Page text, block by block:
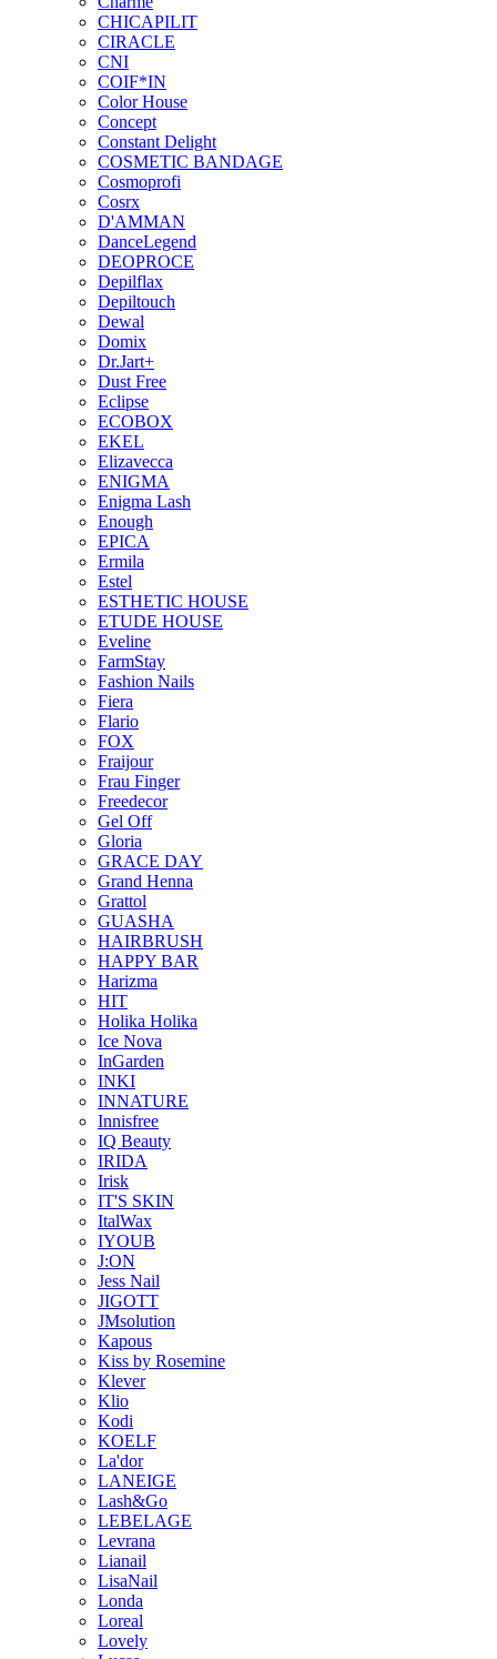
CHICAPILIT
CIRACLE
CNI
COIF*IN
Color House
Concept
Constant Delight
COSMETIC BANDAGE
Cosmoprofi
Cosrx
D'AMMAN
DanceLegend
DEOPROCE
Depilflax
Depiltouch
Dewal
Domix
Dr.Jart+
Dust Free
Eclipse
ECOBOX
EKEL
Elizavecca
ENIGMA
Enigma Lash
Enough
EPICA
Ermila
Estel
ESTHETIC HOUSE
ETUDE HOUSE
Eveline
FarmStay
Fashion Nails
Fiera
Flario
FOX
Fraijour
Frau Finger
Freedecor
Gel Off
Gloria
GRACE DAY
Grand Henna
Grattol
GUASHA
HAIRBRUSH
HAPPY BAR
Harizma
HIT
Holika Holika
Ice Nova
InGarden
INKI
INNATURE
Innisfree
IQ Beauty
IRIDA
Irisk
IT'S SKIN
ItalWax
IYOUB
J:ON
Jess Nail
JIGOTT
JMsolution
Kapous
Kiss by Rosemine
Klever
Klio
Kodi
KOELF
La'dor
LANEIGE
Lash&Go
LEBELAGE
Levrana
Lianail
LisaNail
Londa
Loreal
Lovely